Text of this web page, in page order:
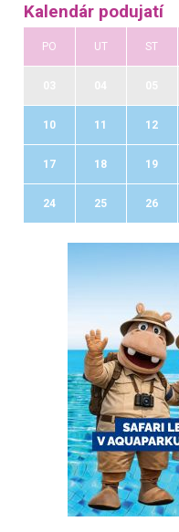
Kalendár podujatí
PO UT ST
10 11 12
17 18 19
24 25 26